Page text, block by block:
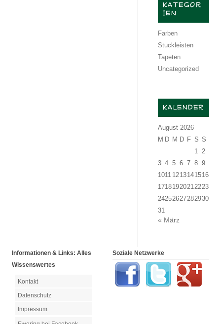
KATEGOR
IEN
Farben
Stuckleisten
Tapeten
Uncategorized
KALENDER
August 2026
M D M D F S S
1
2
3 4 5 6 7 8 9
1011 1213141516
1718192021 2223
24252627282930
31
« März
Informationen & Links: Alles
Wissenswertes
Kontakt
Datenschutz
Impressum
Soziale Netzwerke